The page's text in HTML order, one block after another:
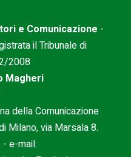
e Comunicazione -
il Tribunale di
2008
Magheri
della Comunicazione
Milano, via Marsala 8.
- e-mail: